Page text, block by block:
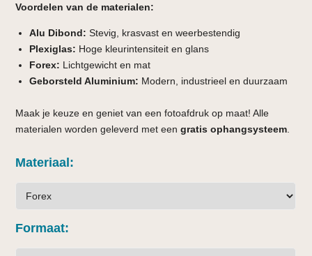
Voordelen van de materialen:
Alu Dibond: Stevig, krasvast en weerbestendig
Plexiglas: Hoge kleurintensiteit en glans
Forex: Lichtgewicht en mat
Geborsteld Aluminium: Modern, industrieel en duurzaam
Maak je keuze en geniet van een fotoafdruk op maat! Alle
materialen worden geleverd met eengratis ophangsysteem
Materiaal
Formaat